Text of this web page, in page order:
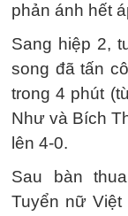
phản ánh hết
Sang hiệp 2,
song đã tấn
trong 4 phút
Như và Bích
lên 4-0.
Sau bàn
Tuyển nữ Việt